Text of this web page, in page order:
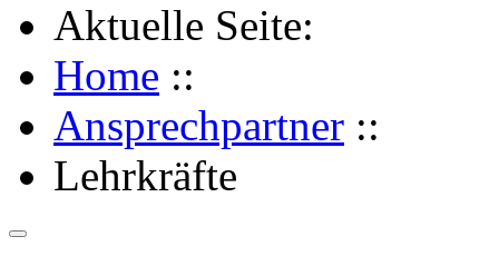
Aktuelle Seite:
Home ::
Ansprechpartner ::
Lehrkräfte